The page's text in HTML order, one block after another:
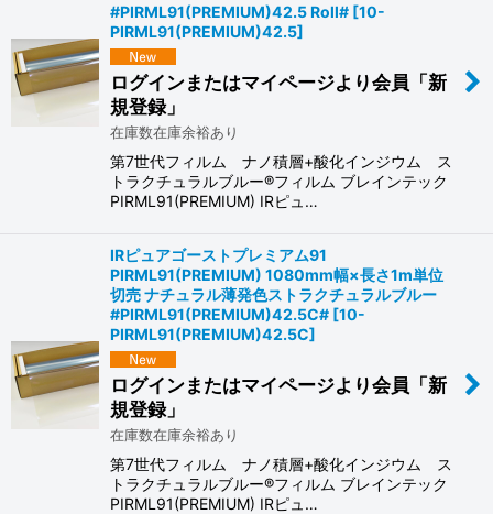
#PIRML91(PREMIUM)42.5 Roll# [10-
PIRML91(PREMIUM)42.5]
ログインまたはマイページより会員「新
規登録」
在庫数在庫余裕あり
第7世代フィルム ナノ積層+酸化インジウム ス
トラクチュラルブルー®フィルム ブレインテック
PIRML91(PREMIUM) IRピュ…
IRピュアゴーストプレミアム91
PIRML91(PREMIUM) 1080mm幅×長さ1m単位
切売 ナチュラル薄発色ストラクチュラルブルー
#PIRML91(PREMIUM)42.5C# [10-
PIRML91(PREMIUM)42.5C]
ログインまたはマイページより会員「新
規登録」
在庫数在庫余裕あり
第7世代フィルム ナノ積層+酸化インジウム ス
トラクチュラルブルー®フィルム ブレインテック
PIRML91(PREMIUM) IRピュ…